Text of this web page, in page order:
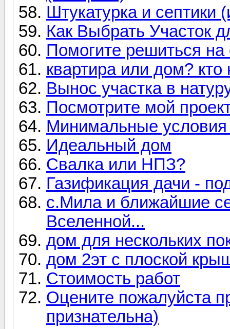
Штукатурка и септики
Как Выбрать Участок
Помогите решиться на
квартира или дом? кто
Вынос участка в
Посмотрите мой
Минимальные
Идеальный дом
Свалка или НПЗ?
Газификация дачи -
с.Мила и ближайшие
Вселенной...
дом для нескольких
дом 2эт с плоской
Cтоимость работ
Оцените пожалуйста
признательна)